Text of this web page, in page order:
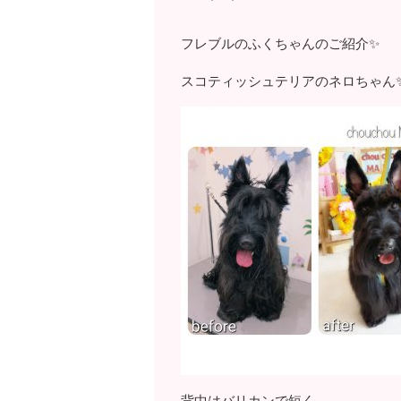
フレブルのふくちゃんのご紹介✨
スコティッシュテリアのネロちゃん